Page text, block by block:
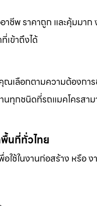
าชีพ ราคาถูก และคุ้มมาก
เข้าถึงได้
ณเลือกตามความต้องกา
ทุกชนิดที่รถแมคโครสาม
นที่ทั่วไทย
ใช้ในงานก่อสร้าง หรือ